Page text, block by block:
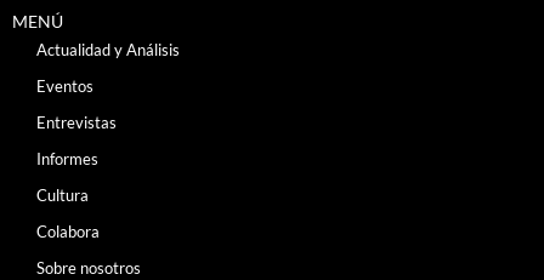
MENÚ
Actualidad y Análisis
Eventos
Entrevistas
Informes
Cultura
Colabora
Sobre nosotros